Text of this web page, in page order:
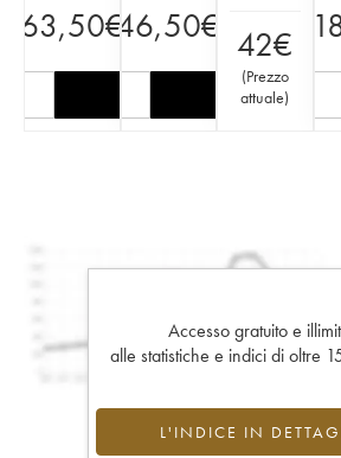
63,50€46,50€ 42€
(Prezzo
attuale)
Accesso gratuito e
alle statistiche e indici di oltre
L'INDICE IN